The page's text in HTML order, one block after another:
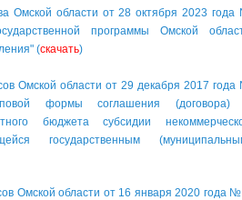
Омской области от 28 октября 2023
программы Омской
(скачать)
Омской области от 29 декабря 2017
формы соглашения (договора)
бюджета субсидии
государственным
Омской области от 16 января 2020 года